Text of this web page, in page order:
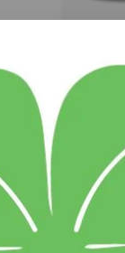
De
Deze
met de
Mocht